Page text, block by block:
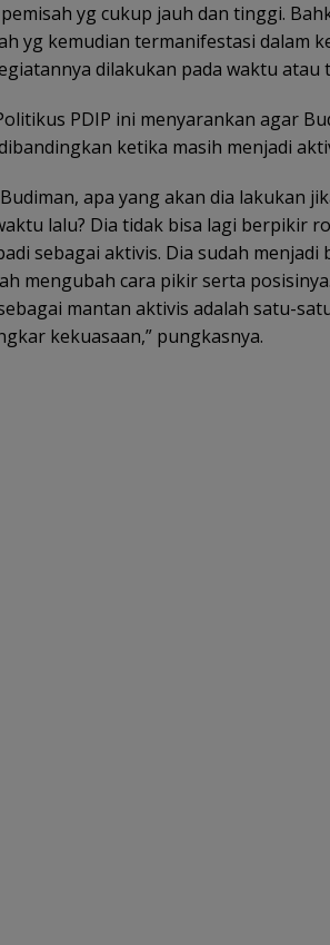
yg cukup jauh dan tinggi.
yg kemudian termanifestasi dalam
dilakukan pada waktu atau
PDIP ini menyarankan agar
ketika masih menjadi
apa yang akan dia lakukan
lalu? Dia tidak bisa lagi berpikir
sebagai aktivis. Dia sudah
mengubah cara pikir serta
mantan aktivis adalah satu-
kekuasaan,” pungkasnya.